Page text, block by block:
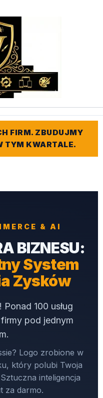
FIRM. ZBUDUJMY
TYM KWARTALE.
& AI
BIZNESU:
System
Zysków
100 usług
pod jednym
Logo zrobione w
który polubi Twoja
inteligencja
za darmo.